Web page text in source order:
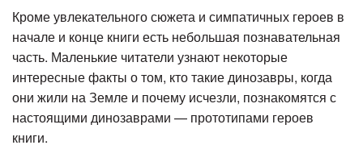
Кроме увлекательного сюжета и симпатичных героев в
начале и конце книги есть небольшая познавательная
часть. Маленькие читатели узнают некоторые
интересные факты о том, кто такие динозавры, когда
они жили на Земле и почему исчезли, познакомятся с
настоящими динозаврами — прототипами героев
книги.